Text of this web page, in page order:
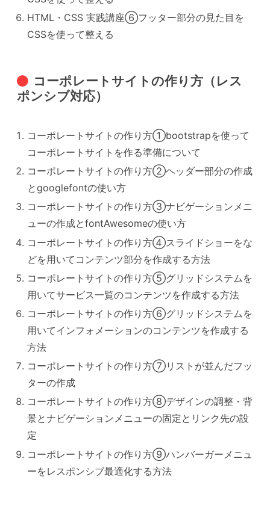
HTML・CSS 実践講座⑥フッター部分の見た目を
CSSを使って整える
コーポレートサイトの作り方（レス
ポンシブ対応）
コーポレートサイトの作り方①bootstrapを使って
コーポレートサイトを作る準備について
コーポレートサイトの作り方②ヘッダー部分の作成
とgooglefontの使い方
コーポレートサイトの作り方③ナビゲーションメニ
ューの作成とfontAwesomeの使い方
コーポレートサイトの作り方④スライドショーをな
どを用いてコンテンツ部分を作成する方法
コーポレートサイトの作り方⑤グリッドシステムを
用いてサービス一覧のコンテンツを作成する方法
コーポレートサイトの作り方⑥グリッドシステムを
用いてインフォメーションのコンテンツを作成する
方法
コーポレートサイトの作り方⑦リストが並んだフッ
ターの作成
コーポレートサイトの作り方⑧デザインの調整・背
景とナビゲーションメニューの固定とリンク先の設
定
コーポレートサイトの作り方⑨ハンバーガーメニュ
ーをレスポンシブ最適化する方法